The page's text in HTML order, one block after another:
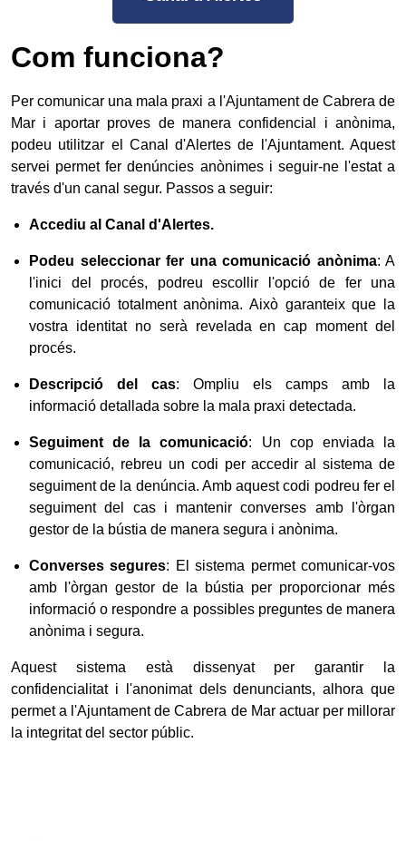
Com funciona?
Per comunicar una mala praxi a l'Ajuntament de Cabrera de
Mar i aportar proves de manera confidencial i anònima,
podeu utilitzar el Canal d'Alertes de l'Ajuntament. Aquest
servei permet fer denúncies anònimes i seguir-ne l'estat a
través d'un canal segur. Passos a seguir:
Accediu al Canal d'Alertes.
Podeu seleccionar fer una comunicació anònima: A
l'inici del procés, podreu escollir l'opció de fer una
comunicació totalment anònima. Això garanteix que la
vostra identitat no serà revelada en cap moment del
procés.
Descripció del cas: Ompliu els camps amb la
informació detallada sobre la mala praxi detectada.
Seguiment de la comunicació: Un cop enviada la
comunicació, rebreu un codi per accedir al sistema de
seguiment de la denúncia. Amb aquest codi podreu fer el
seguiment del cas i mantenir converses amb l'òrgan
gestor de la bústia de manera segura i anònima.
Converses segures: El sistema permet comunicar-vos
amb l'òrgan gestor de la bústia per proporcionar més
informació o respondre a possibles preguntes de manera
anònima i segura.
Aquest sistema està dissenyat per garantir la
confidencialitat i l'anonimat dels denunciants, alhora que
permet a l'Ajuntament de Cabrera de Mar actuar per millorar
la integritat del sector públic.